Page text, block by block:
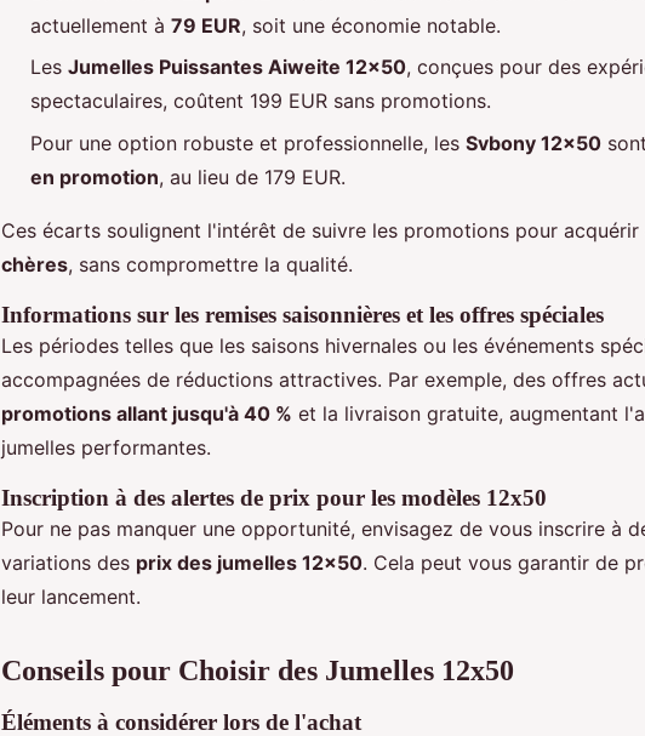
actuellement à 79 EUR, soit une économie notable.
Les Jumelles Puissantes Aiweite 12x50, conçues pour des
spectaculaires, coûtent 199 EUR sans promotions.
Pour une option robuste et professionnelle, les Svbony 12x50
en promotion, au lieu de 179 EUR.
Ces écarts soulignent l'intérêt de suivre les promotions pour acquérir
chères, sans compromettre la qualité.
Informations sur les remises saisonnières et les offres spéciales
Les périodes telles que les saisons hivernales ou les événements
accompagnées de réductions attractives. Par exemple, des offres
promotions allant jusqu'à 40 % et la livraison gratuite, augmentant
jumelles performantes.
Inscription à des alertes de prix pour les modèles 12x50
Pour ne pas manquer une opportunité, envisagez de vous inscrire à
variations des prix des jumelles 12x50. Cela peut vous garantir de
leur lancement.
Conseils pour Choisir des Jumelles 12x50
Éléments à considérer lors de l'achat